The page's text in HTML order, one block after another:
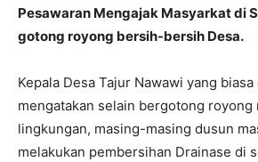
Pesawaran Mengajak Masyarkat di
gotong royong bersih-bersih Desa.
Kepala Desa Tajur Nawawi yang biasa
mengatakan selain bergotong royong
lingkungan, masing-masing dusun
melakukan pembersihan Drainase di